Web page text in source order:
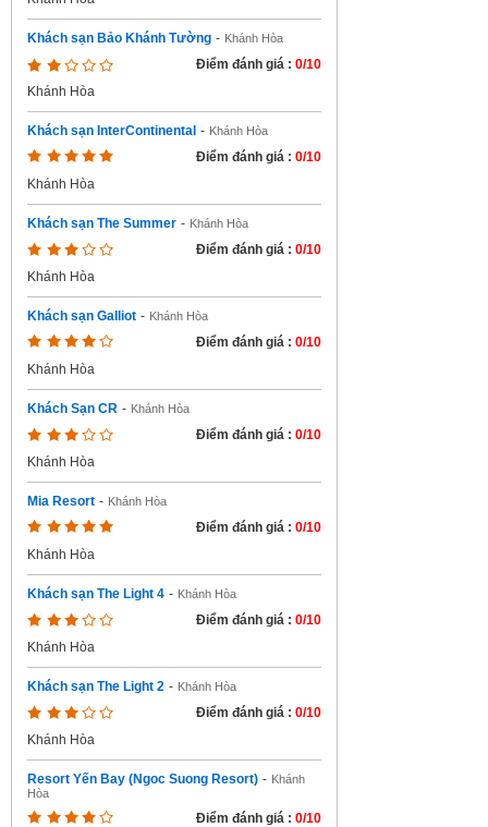
Khách sạn Bảo Khánh Tường - Khánh Hòa
Điểm đánh giá : 0/10
Khánh Hòa
Khách sạn InterContinental - Khánh Hòa
Điểm đánh giá : 0/10
Khánh Hòa
Khách sạn The Summer - Khánh Hòa
Điểm đánh giá : 0/10
Khánh Hòa
Khách sạn Galliot - Khánh Hòa
Điểm đánh giá : 0/10
Khánh Hòa
Khách Sạn CR - Khánh Hòa
Điểm đánh giá : 0/10
Khánh Hòa
Mia Resort - Khánh Hòa
Điểm đánh giá : 0/10
Khánh Hòa
Khách sạn The Light 4 - Khánh Hòa
Điểm đánh giá : 0/10
Khánh Hòa
Khách sạn The Light 2 - Khánh Hòa
Điểm đánh giá : 0/10
Khánh Hòa
Resort Yến Bay (Ngoc Suong Resort) - Khánh
Hòa
Điểm đánh giá : 0/10